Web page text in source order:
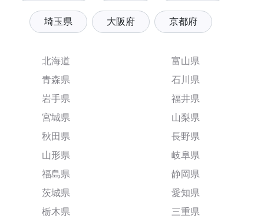
埼玉県 大阪府 京都府
北海道
青森県
岩手県
宮城県
秋田県
山形県
福島県
茨城県
栃木県
富山県
石川県
福井県
山梨県
長野県
岐阜県
静岡県
愛知県
三重県